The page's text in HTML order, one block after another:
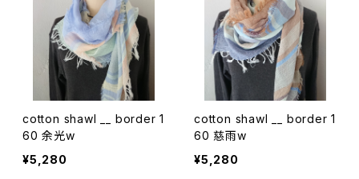
cotton shawl __ border 1
60 余光w
¥5,280
cotton shawl __ border 1
60 慈雨w
¥5,280